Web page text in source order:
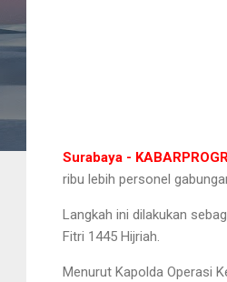
Surabaya -
ribu lebih personel
Langkah ini dilakukan
Fitri 1445 Hijriah.
Menurut Kapolda Operasi